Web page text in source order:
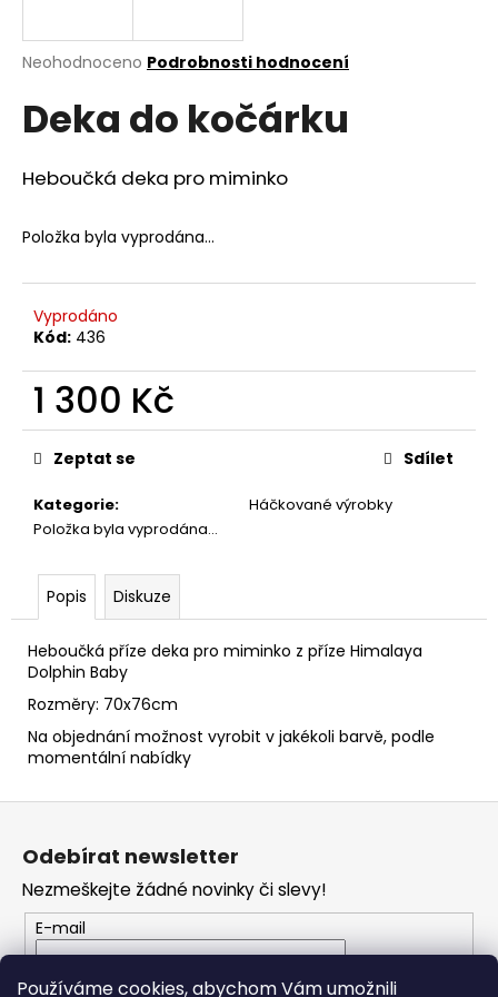
Používáme cookies, abychom Vám umožnili
Průměrné
produktu
je
z
5
Neohodnoceno Podrobnosti hodnocení
Deka do kočárku
Heboučká deka pro miminko
Položka byla vyprodána…
Vyprodáno
Kód: 436
1 300 Kč
Měrná
cena:
Kategorie:
Háčkované výrobky
Položka byla vyprodána…
Zeptat se Sdílet
Popis Diskuze
Heboučká příze deka pro miminko z příze Himalaya
Dolphin Baby
Rozměry: 70x76cm
Na objednání možnost vyrobit v jakékoli barvě, podle
momentální nabídky
j
t
?
o
o
č
u
e
HIMALAYA
DOLPHIN
BABY
80353
Kč
Z
í
Odebírat newsletter
Nezmeškejte žádné novinky či slevy!
E-mail
Vložením e-mailu souhlasíte s podmínkami